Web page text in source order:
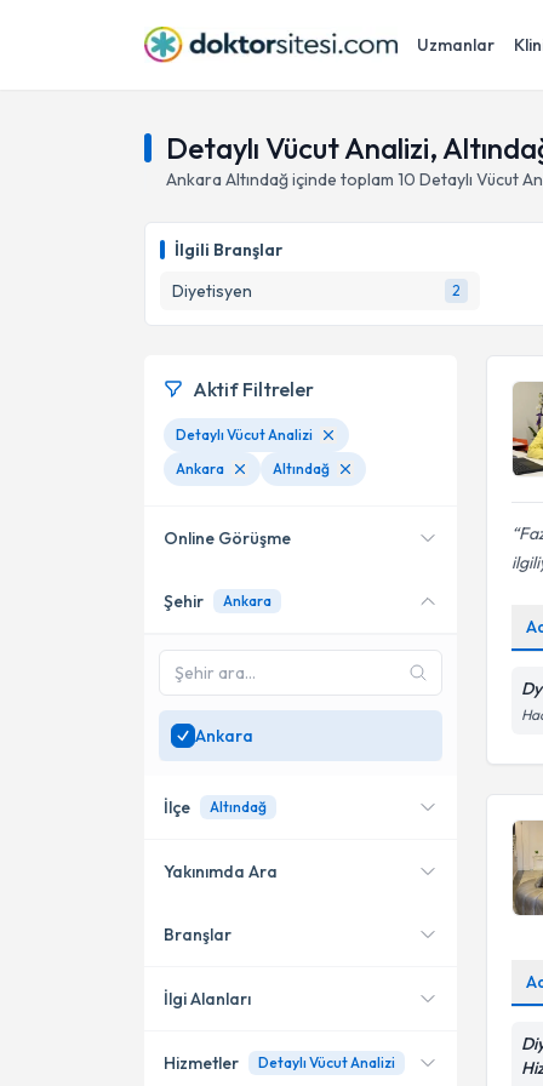
Uzmanlar
Detaylı Vücut Analizi,
Ankara Altındağiçinde toplam 10 Detaylı Vücut
İlgili Branşlar
Diyetisyen
2
Aktif Filtreler
Detaylı Vücut Analizi
Ankara
Altındağ
Online Görüşme
Online danışmanlık sunan
SadeceAnkara
uzman ara
Şehir Ankara
Ankara
İlçe Altındağ
Çankaya
Yenimahalle
Yakınımda Ara
Konumuma yakın uzmanları
Branşlar
Diyetisyen
İlgi Alanları
Hizmetler Detaylı Vücut Analizi